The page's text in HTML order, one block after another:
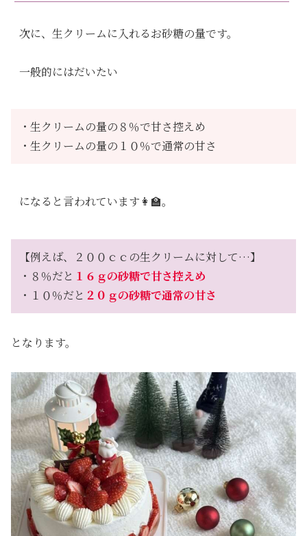
次に、生クリームに入れるお砂糖の量です。
一般的にはだいたい
・生クリームの量の８％で甘さ控えめ
・生クリームの量の１０％で通常の甘さ
になると言われています👩‍🏫。
【例えば、２００ｃｃの生クリームに対して…】
・８％だと １６ｇの砂糖で甘さ控えめ
・１０％だと ２０ｇの砂糖で通常の甘さ
となります。